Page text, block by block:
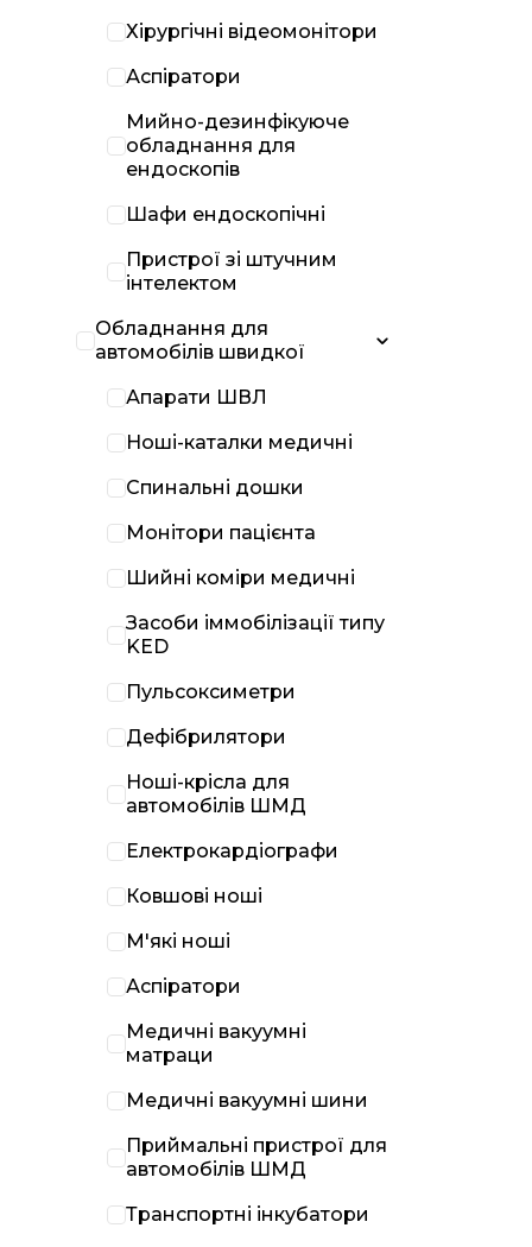
Хірургічні відеомонітори
Аспіратори
Мийно-дезинфікуюче
обладнання для
ендоскопів
Шафи ендоскопічні
Пристрої зі штучним
інтелектом
Обладнання для
автомобілів швидкої
Апарати ШВЛ
Ноші-каталки медичні
Спинальні дошки
Монітори пацієнта
Шийні коміри медичні
Засоби іммобілізації типу
KED
Пульсоксиметри
Дефібрилятори
Ноші-крісла для
автомобілів ШМД
Електрокардіографи
Ковшові ноші
М'які ноші
Аспіратори
Медичні вакуумні
матраци
Медичні вакуумні шини
Приймальні пристрої для
автомобілів ШМД
Транспортні інкубатори